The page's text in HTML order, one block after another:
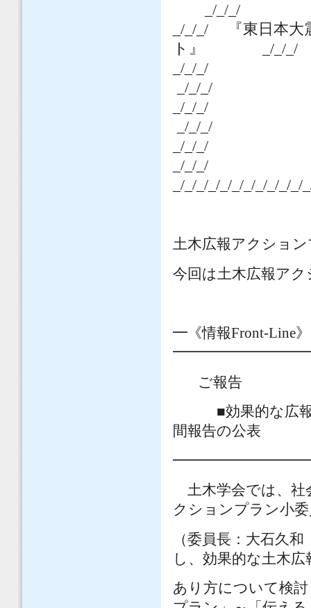
_/_/_/
_/_/_/ 『東日本大
ト』
_/_/_/
_/
_/_/_/
_/_/
_/_/_/
_/
_/_/_/
_/_/_/_/_/_/_/_/_/_/
土木広報アクショ
今回は土木広報ア
━《情報Front-Line》
ご報告
■効果的な広報活
間報告の公表
土木学会では、社
クションプラン小
（委員長：大石久
し、効果的な土木広
あり方について検